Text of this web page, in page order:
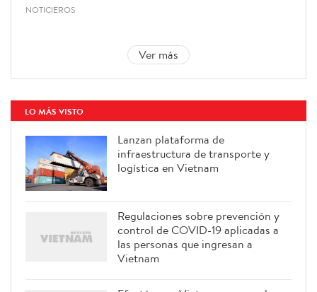
NOTICIEROS
Ver más
LO MÁS VISTO
Lanzan plataforma de
infraestructura de transporte y
logística en Vietnam
Regulaciones sobre prevención y
control de COVID-19 aplicadas a
las personas que ingresan a
Vietnam